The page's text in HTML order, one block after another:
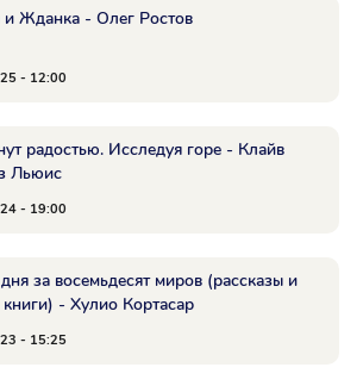
и Жданка - Олег Ростов
- 12:00
радостью. Исследуя горе - Клайв
Льюис
- 19:00
за восемьдесят миров (рассказы и
книги) - Хулио Кортасар
- 15:25